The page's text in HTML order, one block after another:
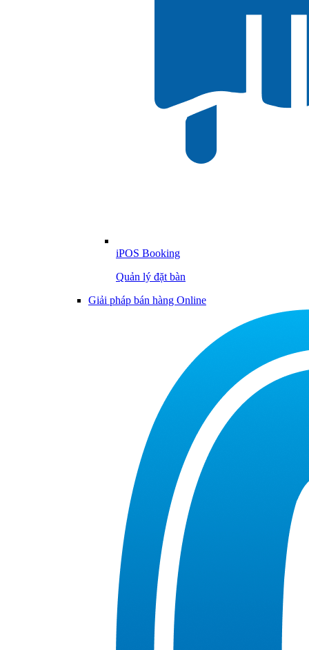
iPOS Booking
Quản lý đặt bàn
Giải pháp bán hàng Online